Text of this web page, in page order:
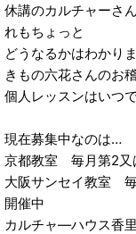
休講のカルチャーさ
れもちょっと
どうなるかはわかりま
きもの六花さんのお
個人レッスンはいつ
現在募集中なのは…
京都教室 毎月第2又
大阪サンセイ教室
開催中
カルチャ―ハウス香